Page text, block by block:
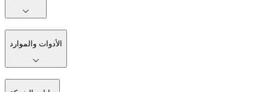
الأدوات والموارد